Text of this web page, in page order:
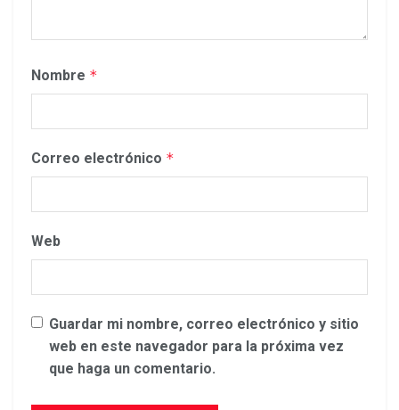
Nombre *
Correo electrónico *
Web
Guardar mi nombre, correo electrónico y sitio
web en este navegador para la próxima vez
que haga un comentario.